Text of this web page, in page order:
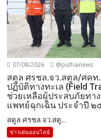
07/08/2026 @puthainews
สตูล ศรชล.จว.สตูล/ศค
ปฏิบัติทางทะเล (Field
ช่วยเหลือผู้ประสบภัยทา
แพทย์ฉุกเฉิน ประจำปี
สตูล ศรชล.จว.สตู...
ข่าวเด่นออนไลน์